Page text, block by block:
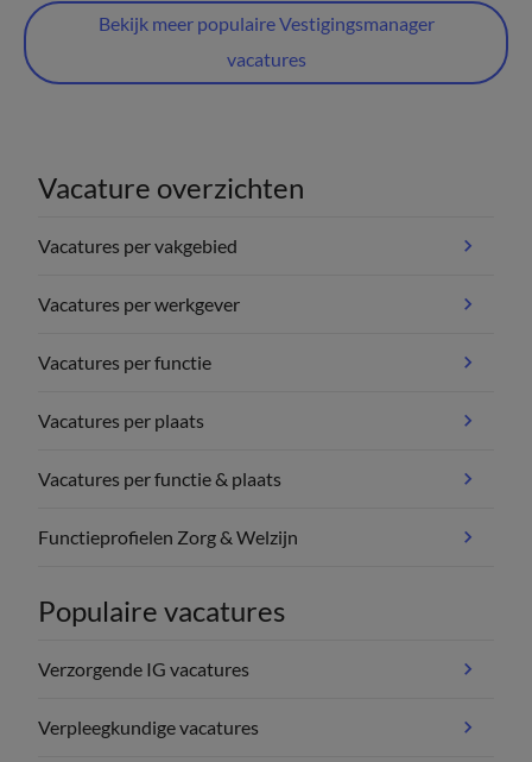
Bekijk meer populaire Vestigingsmanager
vacatures
Vacature overzichten
Vacatures per vakgebied
Vacatures per werkgever
Vacatures per functie
Vacatures per plaats
Vacatures per functie & plaats
Functieprofielen Zorg & Welzijn
Populaire vacatures
Verzorgende IG vacatures
Verpleegkundige vacatures